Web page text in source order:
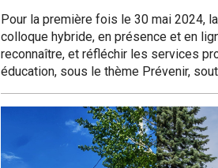
Pour la première fois le 30 mai 2024,
colloque hybride, en présence et en
reconnaître, et réfléchir les services
éducation, sous le thème Prévenir,